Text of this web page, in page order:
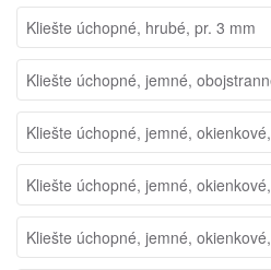
Kliešte úchopné, hrubé, pr. 3 mm
Kliešte úchopné, jemné,
Kliešte úchopné, jemné,
Kliešte úchopné, jemné,
Kliešte úchopné, jemné,